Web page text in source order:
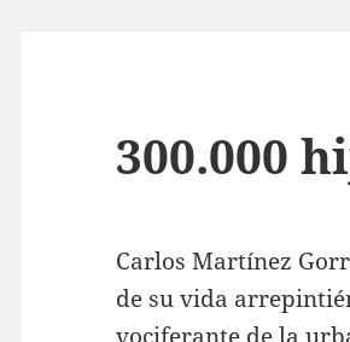
300.000
Carlos Martínez
de su vida